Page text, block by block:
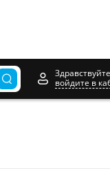
войдите в